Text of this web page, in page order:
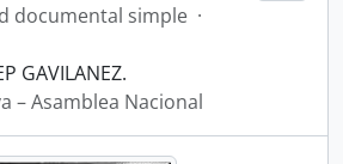
documental simple ·
GAVILANEZ.
– Asamblea Nacional